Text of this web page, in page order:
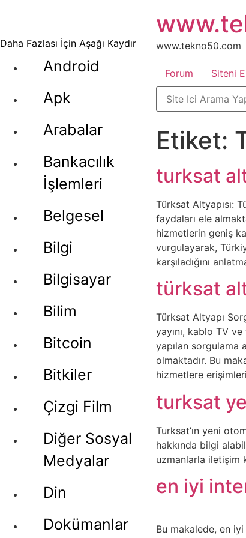
Daha Fazlası İçin Aşağı Kaydır
Android
Apk
Arabalar
Bankacılık
İşlemleri
Belgesel
Bilgi
Bilgisayar
Bilim
Bitcoin
Bitkiler
Çizgi Film
Diğer Sosyal
Medyalar
Din
Dokümanlar
atla
www.tekno50.com
Forum Siteni
Etiket:
turksat
Türksat Altyapısı:
faydaları ele
hizmetlerin geniş
vurgulayarak,
karşıladığını
türksat
Türksat Altyapı
yayını, kablo TV
yapılan sorgulama
olmaktadır. Bu
hizmetlere
turksat
Turksat’ın yeni
hakkında bilgi
uzmanlarla iletişim
en iyi
Bu makalede, en